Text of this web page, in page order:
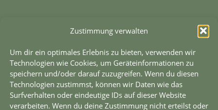
Zustimmung verwalten
Um dir ein optimales Erlebnis zu bieten, verwenden wir
Technologien wie Cookies, um Geräteinformationen zu
speichern und/oder darauf zuzugreifen. Wenn du diesen
Technologien zustimmst, können wir Daten wie das
Surfverhalten oder eindeutige IDs auf dieser Website
verarbeiten. Wenn du deine Zustimmung nicht erteilst oder
TELEFONISCHE ERREICHBARKEIT
Mo. 09:00 – 13:00
Di. 09:00 – 13:00
Mi. 09:00 – 13:00
Do. 09:00 – 13:00